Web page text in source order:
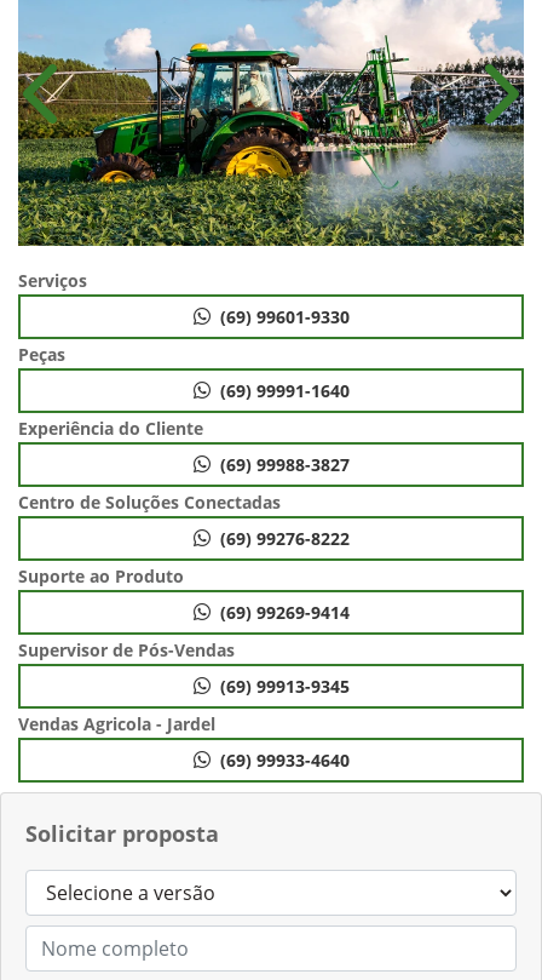
Solicitar proposta
Anterior
Serviços
(69) 99601-9330
Peças
(69) 99991-1640
Experiência do Cliente
(69) 99988-3827
Centro de Soluções Conectadas
(69) 99276-8222
Suporte ao Produto
(69) 99269-9414
Supervisor de Pós-Vendas
(69) 99913-9345
Vendas Agricola - Jardel
(69) 99933-4640